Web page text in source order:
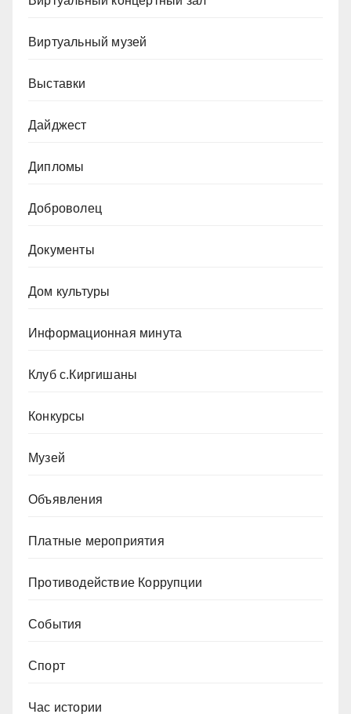
Виртуальный музей
Выставки
Дайджест
Дипломы
Доброволец
Документы
Дом культуры
Информационная минута
Клуб с.Киргишаны
Конкурсы
Музей
Объявления
Платные мероприятия
Противодействие Коррупции
События
Спорт
Час истории